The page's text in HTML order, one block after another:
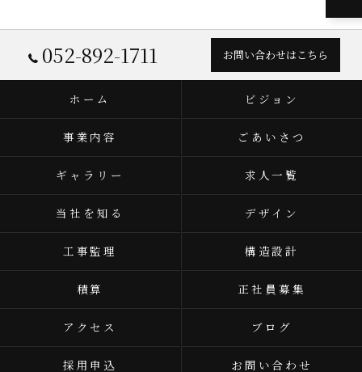
052-892-1711 お問い合わせはこちら
ホーム ビジョン
事業内容 ごあいさつ
ギャラリー 求人一覧
当社を知る デザイン
工事監理 構造設計
積算 正社員募集
アクセス ブログ
採用申込 お問い合わせ